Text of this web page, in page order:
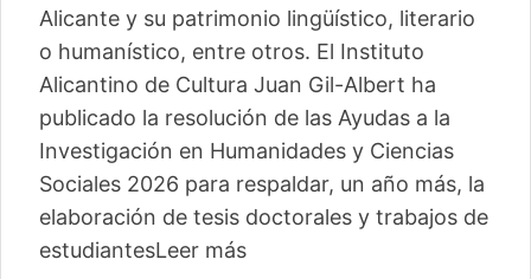
Alicante y su patrimonio lingüístico, literario
o humanístico, entre otros. El Instituto
Alicantino de Cultura Juan Gil-Albert ha
publicado la resolución de las Ayudas a la
Investigación en Humanidades y Ciencias
Sociales 2026 para respaldar, un año más, la
elaboración de tesis doctorales y trabajos de
estudiantesLeer más